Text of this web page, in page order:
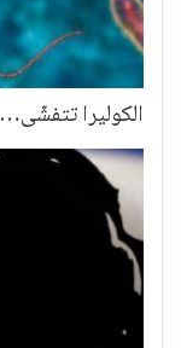
الكوليرا تتفشّى… 13 حالة وفاة و239 إصابة!